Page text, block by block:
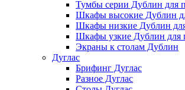
Тумбы серии Дублин для
Шкафы высокие Дублин
Шкафы низкие Дублин
Шкафы узкие Дублин для
Экраны к столам Дублин
Дуглас
Брифинг Дуглас
Разное Дуглас